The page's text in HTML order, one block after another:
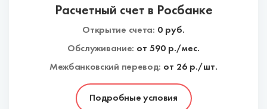
Подробные условия
Расчетный счет в Росбанке
Открытие счета: 0руб.
Обслуживание: от 590р./мес.
Межбанковский перевод: от 26 р./шт.